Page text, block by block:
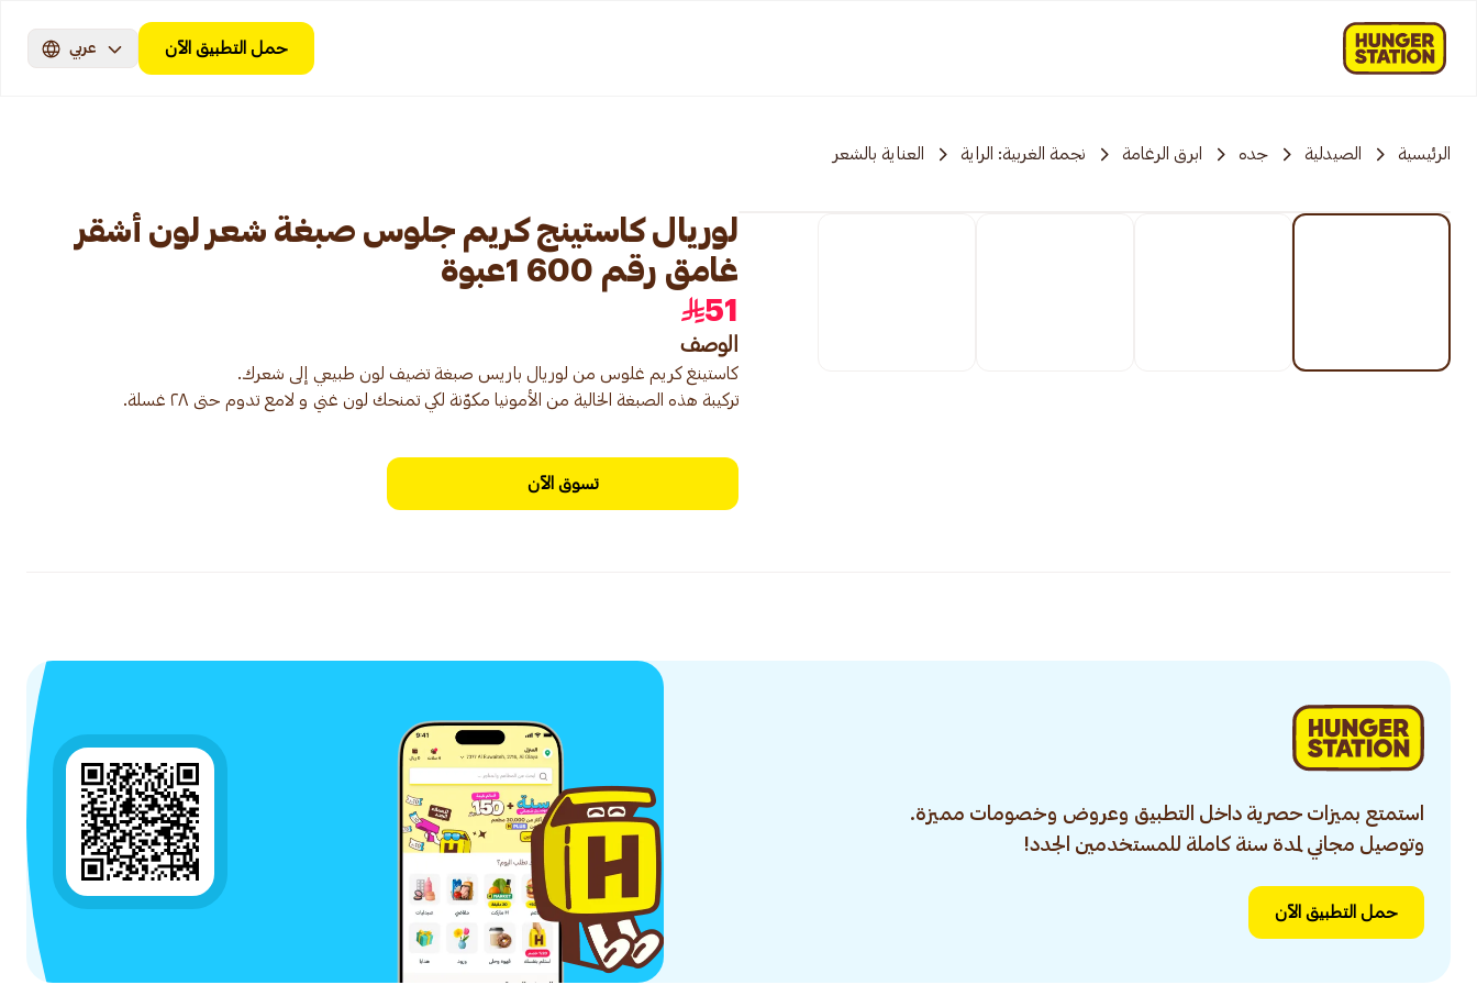
حمل التطبيق الآن عربي
الرئيسية الصيدلية جده ابرق الرغامة نجمة الغربية: الراية العناية بالشعر
لوريال كاستينج كريم جلوس صبغة شعر لون أشقر
غامق رقم 600 1عبوة
51
الوصف
تركيبة هذه الصبغة الخالية من الأمونيا مكوّنة لكي تمنحك لون غني و لامع تدوم حتى ٢٨ غسلة.
تسوق الآن
استمتع بميزات حصرية داخل التطبيق وعروض وخصومات مميزة.
وتوصيل مجاني لمدة سنة كاملة للمستخدمين الجدد!
حمل التطبيق الآن